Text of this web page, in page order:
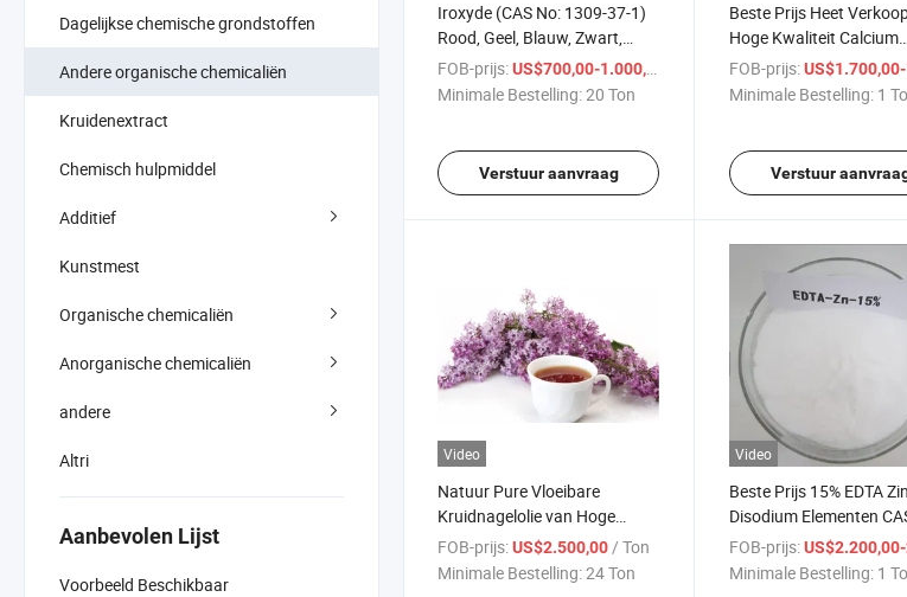
Dagelijkse chemische grondstoffen
Andere organische chemicaliën
Kruidenextract
Chemisch hulpmiddel
Additief
Kunstmest
Organische chemicaliën
Anorganische chemicaliën
andere
Altri
Aanbevolen Lijst
Voorbeeld Beschikbaar
Iroxyde (CAS No: 1309-37-1)
Rood, Geel, Blauw, Zwart,
Bruin. Oranje
FOB-prijs:US$700,00-1.000,00
Minimale Bestelling:20 Ton
Verstuur aanvraag
Beste Prijs Heet
Hoge Kwaliteit Calcium
Pyrofosfaat CAS 7790-
FOB-prijs: US$1.700,00-
Minimale Bestelling: 1
Verstuur
Video
Natuur Pure Vloeibare
Kruidnagelolie van Hoge
Kwaliteit CAS: 8000-34-8
FOB-prijs:US$2.500,00 / Ton
Minimale Bestelling:24 Ton
Video
Beste Prijs 15% EDTA
Disodium Elementen
14025-21-9
FOB-prijs: US$2.200,00-
Minimale Bestelling: 1